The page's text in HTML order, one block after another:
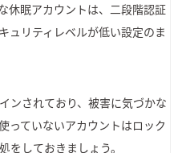
休眠アカウントは、二段階認証
ュリティレベルが低い設定のま
ンされており、被害に気づかな
っていないアカウントはロック
をしておきましょう。